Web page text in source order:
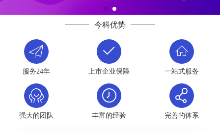
今科优势
服务24年 上市企业保障 一站式服务
强大的团队 丰富的经验 完善的体系